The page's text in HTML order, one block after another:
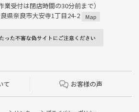
業受付は閉店時間の30分前まで）
県奈良市大安寺1丁目24-2
Map
て お客様の声